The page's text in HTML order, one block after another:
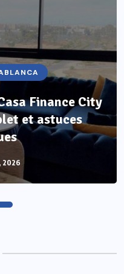
Finance City
et astuces
2026
au Maroc :
votre bail
2026